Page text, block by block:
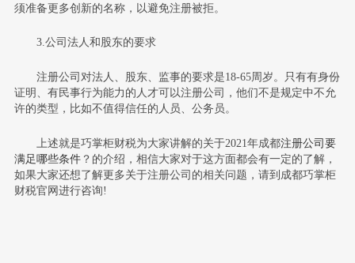
须准备更多创新的名称，以避免注册被拒。
3.公司法人和股东的要求
注册公司对法人、股东、监事的要求是18-65周岁。只有有身份
证明、有民事行为能力的人才可以注册公司，他们不是规定中不允
许的类型，比如不值得信任的人员、公务员。
上述就是巧掌柜财税为大家讲解的关于2021年成都注册公司要
满足哪些条件？的介绍，相信大家对于这方面都会有一定的了解，
如果大家还想了解更多关于注册公司 的相关问题，请到成都巧掌柜
财税官网进行咨询!